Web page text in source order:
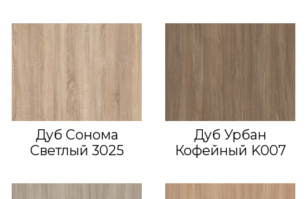
Дуб Сонома
Светлый 3025
Дуб Урбан
Кофейный K007